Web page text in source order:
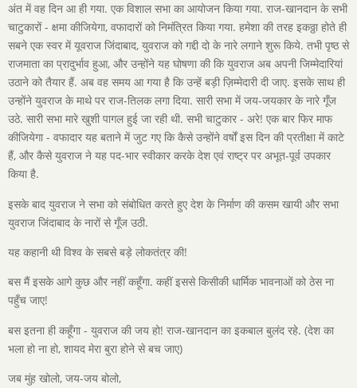
अंत में वह दिन आ ही गया. एक विशाल सभा का आयोजन किया गया. राज-खानदान के सभी
चाटुकारों - क्षमा कीजियेगा, वफादारों को निमंत्रित किया गया. हमेशा की तरह इकठ्ठा होते ही
सबने एक स्वर में यूवराज जिंदाबाद, युवराज को गद्दी दो के नारे लगाने शुरू किये. तभी पृष्ठ से
राजमाता का प्रादुर्भाव हुआ, और उन्होंने यह घोषणा की कि युवराज अब अपनी जिम्मेदारियां
उठाने को तैयार हैं. अब वह समय आ गया है कि उन्हें बड़ी ज़िम्मेदारी दी जाए. इसके साथ ही
उन्होंने युवराज के माथे पर राज-तिलक लगा दिया. सारी सभा में जय-जयकार के नारे गूँज
उठे. सारी सभा मारे खुशी पागल हुई जा रही थी. सभी चाटुकार - अरे! एक बार फिर माफ
कीजियेगा - वफादार यह बताने में जुट गए कि कैसे उन्होंने वर्षों इस दिन की प्रतीक्षा में काटे
हैं, और कैसे युवराज ने यह पद-भार स्वीकार करके देश एवं राष्ट्र पर अभूत-पूर्व उपकार
किया है.
इसके बाद युवराज ने सभा को संबोधित करते हुए देश के निर्माण की कसम खायी और सभा
युवराज जिंदाबाद के नारों से गूँज उठी.
यह कहानी थी विश्व के सबसे बड़े लोकतंत्र की!
बस मैं इसके आगे कुछ और नहीं कहूँगा. कहीं इससे किसीकी धार्मिक भावनाओं को ठेस ना
पहुँच जाए!
बस इतना ही कहूँगा - युवराज की जय हो! राज-खानदान का इकबाल बुलंद रहे. (देश का
भला हो ना हो, शायद मेरा बुरा होने से बच जाए)
जब मुंह खोलो, जय-जय बोलो,